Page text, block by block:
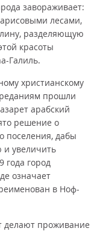
завораживает:
лесами,
разделяющую
красоты
Галиль.
христианскому
прошли
арабский
решение о
поселения, дабы
и увеличить
года город
означает
в Ноф-
делают проживание